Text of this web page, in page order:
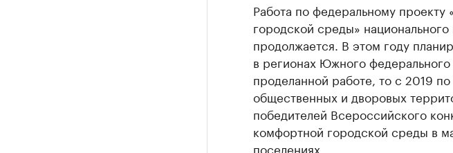
Работа по федеральному
городской среды»
продолжается. В этом году
в регионах Южного
проделанной работе, то с 2019
общественных и дворовых
победителей Всероссийского
комфортной городской среды в
поселениях.